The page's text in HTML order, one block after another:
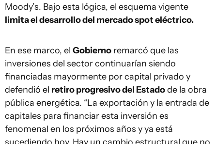
Moody’s. Bajo esta lógica, el esquema vigente
limita el desarrollo del mercado spot eléctrico.
En ese marco, el Gobierno remarcó que las
inversiones del sector continuarían siendo
financiadas mayormente por capital privado y
defendió el retiro progresivo del Estadode la obra
pública energética. “La exportación y la entrada de
capitales para financiar esta inversión es
fenomenal en los próximos años y ya está